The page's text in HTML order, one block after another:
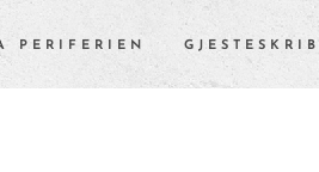
PERIFERIEN